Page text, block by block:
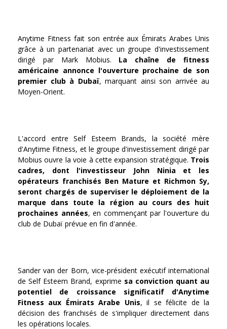
Anytime Fitness fait son entrée aux Émirats Arabes Unis
grâce à un partenariat avec un groupe d'investissement
dirigé par Mark Mobius. La chaîne de fitness
américaine annonce l'ouverture prochaine de son
premier club à Dubaï, marquant ainsi son arrivée au
Moyen-Orient.
L'accord entre Self Esteem Brands, la société mère
d'Anytime Fitness, et le groupe d'investissement dirigé par
Mobius ouvre la voie à cette expansion stratégique. Trois
cadres, dont l'investisseur John Ninia et les
opérateurs franchisés Ben Mature et Richmon Sy,
seront chargés de superviser le déploiement de la
marque dans toute la région au cours des huit
prochaines années, en commençant par l'ouverture du
club de Dubaï prévue en fin d'année.
Sander van der Born, vice-président exécutif international
de Self Esteem Brand, exprime sa conviction quant au
potentiel de croissance significatif d'Anytime
Fitness aux Émirats Arabe Unis, il se félicite de la
décision des franchisés de s'impliquer directement dans
les opérations locales.